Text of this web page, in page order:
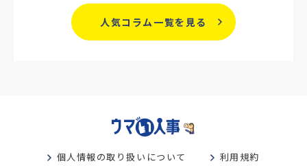
#戦略人事 #業界別
#働き方改革 #労務 #リーダーシップ
#GPA #学歴フィルター
#離職防止策 #新人教育 #性格別
人気コラム一覧を見る
個人情報の取り扱いについて 利用規約